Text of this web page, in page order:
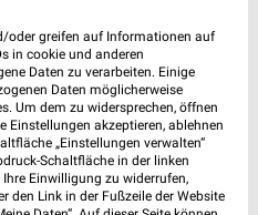
Müller
oder greifen auf Informationen auf
in cookie und anderen
Daten zu verarbeiten. Einige
Daten möglicherweise
Um dem zu widersprechen, öffnen
Einstellungen akzeptieren, ablehnen
„Einstellungen verwalten“
Schaltfläche in der linken
Einwilligung zu widerrufen,
den Link in der Fußzeile der Website